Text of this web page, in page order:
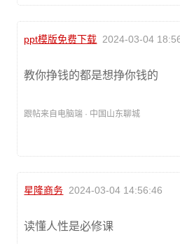
ppt模版免费下载 2024-03-04
教你挣钱的都是想挣你钱的
跟帖来自电脑端 · 中国山东聊城
星隆商务 2024-03-04 14:56:46
读懂人性是必修课